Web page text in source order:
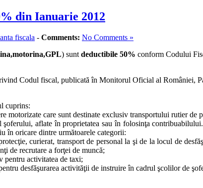
din Ianuarie 2012
fiscala - Comments: No Comments »
) sunt deductibile 50% conform Codului
Codul fiscal, publicată în Monitorul Oficial al României,
cuprins:
care sunt destinate exclusiv transportului rutier de
aflate în proprietatea sau în folosinţa
în oricare dintre următoarele categorii:
curierat, transport de personal la şi de la locul de
de recrutare a forţei de muncă;
pentru activitatea de taxi;
desfăşurarea activităţii de instruire în cadrul şcolilor de